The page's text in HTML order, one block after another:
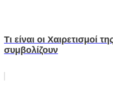
Τι είναι οι Χαιρετισμοί
συμβολίζουν